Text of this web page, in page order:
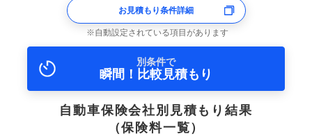
お見積もり条件詳細
自動設定されている項目があります
別条件で
瞬間！比較見積もり
自動車保険会社別見積もり結果
（保険料一覧）